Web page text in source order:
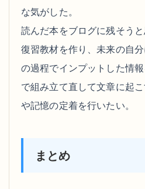
な気がした。
読んだ本をブログに残そう
復習教材を作り、未来の自
の過程でインプットした情
で組み立て直して文章に起
や記憶の定着を行いたい。
まとめ